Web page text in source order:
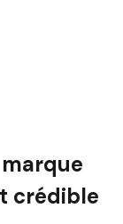
crédible